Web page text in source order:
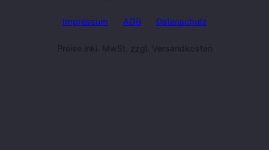
Impressum AGB Datenschutz
Preise inkl. MwSt. zzgl. Versandkosten